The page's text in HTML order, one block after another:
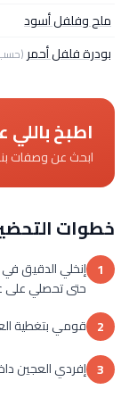
ملح وفلفل أسود
بودرة فلفل أحمر
اطبخ باللي
ابحث عن وصفات
خطوات
1 إنخلي الدقيق في
حتى تحصلي على
2 قومي بتغطية
3 إفردي العجين